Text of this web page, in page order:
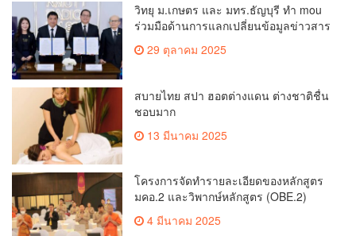
วิทยุ ม.เกษตร และ มทร.ธัญบุรี ทำ mou
ร่วมมือด้านการแลกเปลี่ยนข้อมูลข่าวสาร
เพื่อถ่ายทอดองค์ความรู้ดีๆสู่ประชาชนให้
ครอบคลุม
29 ตุลาคม 2025
สบายไทย สปา ฮอตต่างแดน ต่างชาติชื่น
ชอบมาก
13 มีนาคม 2025
โครงการจัดทำรายละเอียดของหลักสูตร
มคอ.2 และวิพากษ์หลักสูตร (OBE.2)
4 มีนาคม 2025